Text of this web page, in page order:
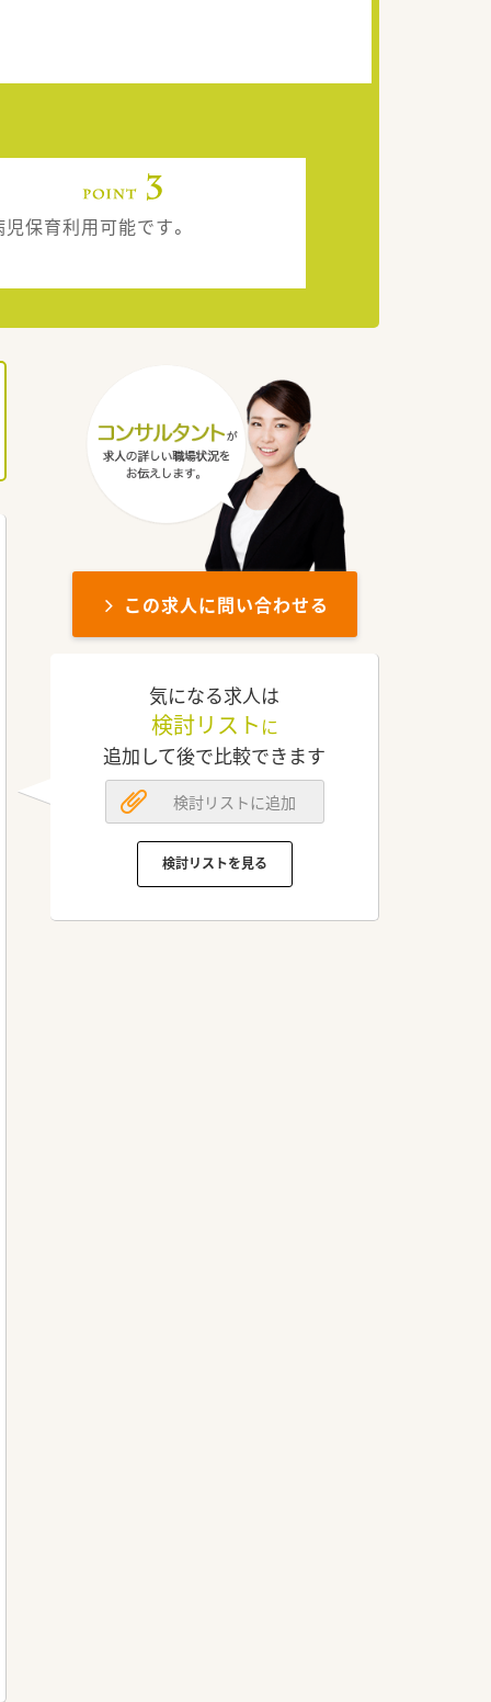
保育利用可能です。
この求人に問い合わせる
気になる求人は
検討リスト に
追加して後で比較できます
検討リストに追加
検討リストを見る